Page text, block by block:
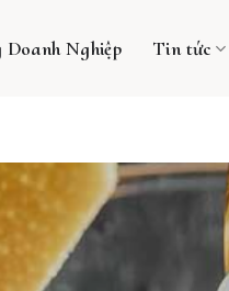
Nghiệp Tin tức